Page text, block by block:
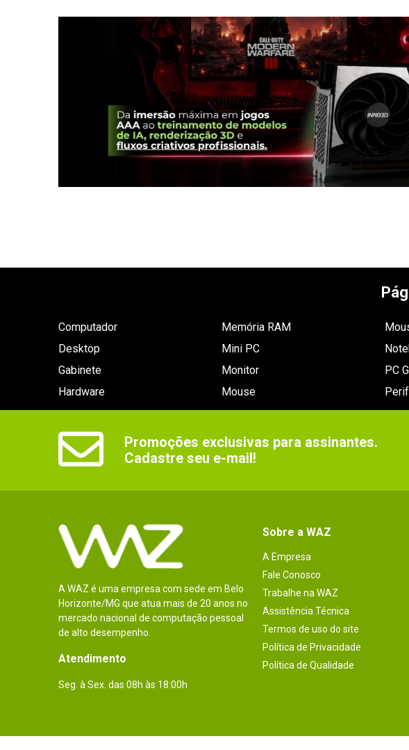
Computador
Desktop
Gabinete
Hardware
Memória RAM
Mini PC
Monitor
Mouse
PC
Promoções exclusivas para assinantes.
Cadastre seu e-mail!
A WAZ é uma empresa com sede em Belo
Horizonte/MG que atua mais de 20 anos no
mercado nacional de computação pessoal
de alto desempenho.
Atendimento
Seg. à Sex. das 08h às 18:00h
Sobre a WAZ
A Empresa
Fale Conosco
Trabalhe na WAZ
Assistência Técnica
Termos de uso do site
Política de Privacidade
Política de Qualidade